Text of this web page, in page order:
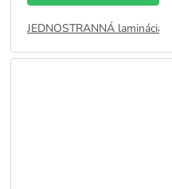
JEDNOSTRANNÁ laminácia